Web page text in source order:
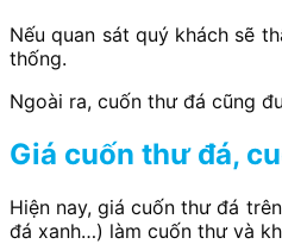
Nếu quan sát quý khách sẽ
thống.
Ngoài ra, cuốn thư đá cũng
Giá cuốn thư đá,
Hiện nay, giá cuốn thư đá
đá xanh…) làm cuốn thư và